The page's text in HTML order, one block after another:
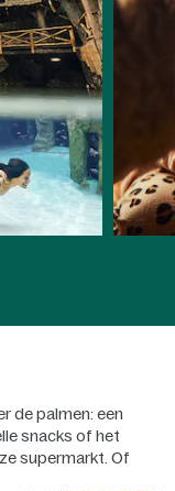
de palmen: een
snacks of het
supermarkt. Of